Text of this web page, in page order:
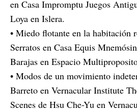
en Casa Impromptu Juegos
Loya en Islera.
• Miedo flotante en la habitación
Serratos en Casa Equis
Barajas en Espacio
• Modos de un movimiento
Barreto en Vernacular Institute
Scenes de Hsu Che-Yu en